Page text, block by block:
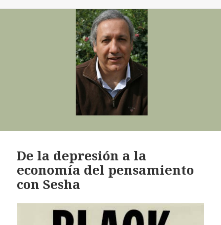
De la depresión a la
economía del pensamiento
con Sesha